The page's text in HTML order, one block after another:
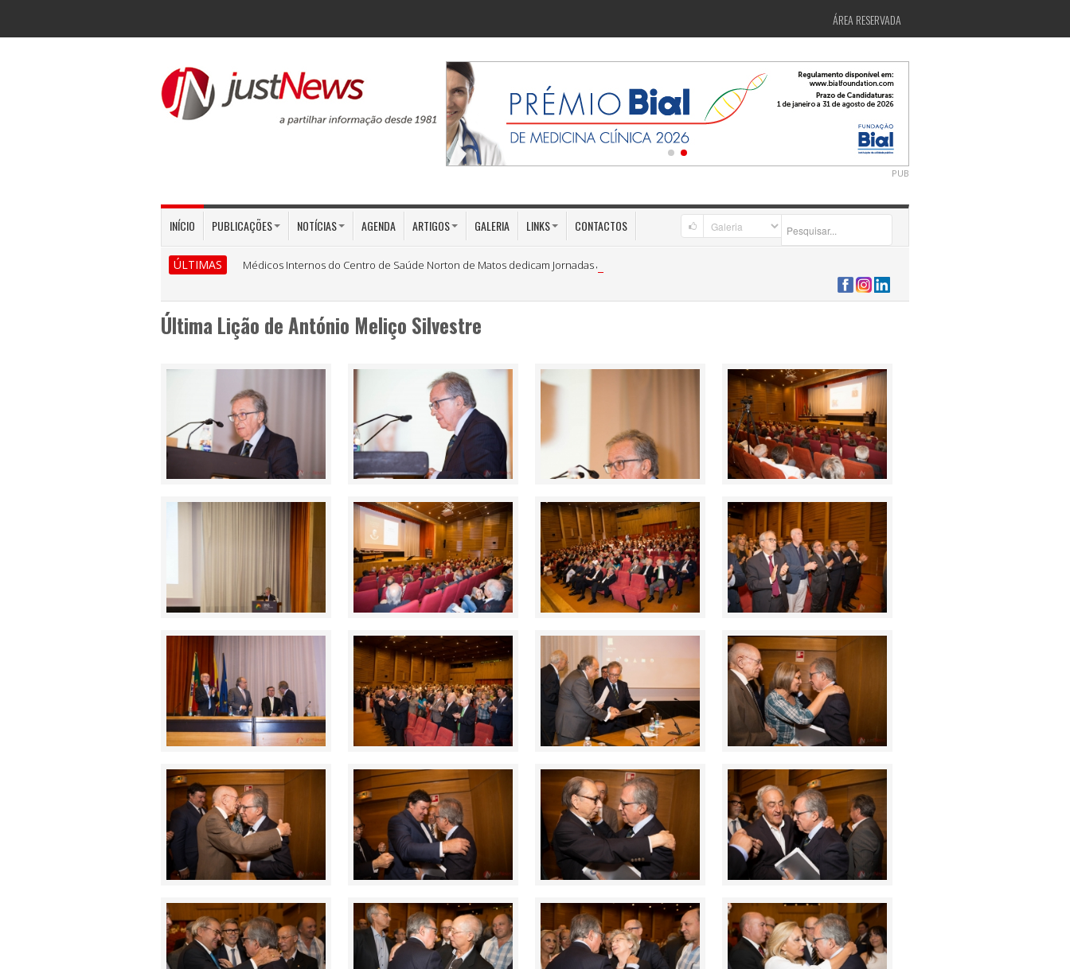
ÁREA RESERVADA
PUB
INÍCIO PUBLICAÇÕES NOTÍCIAS AGENDA ARTIGOS GALERIA LINKS CONTACTOS
ÚLTIMAS Médicos Internos do Centro de Saúde Norton de Matos dedicam Jornadas à «Medicina Preventiva»
Última Lição de António Meliço Silvestre